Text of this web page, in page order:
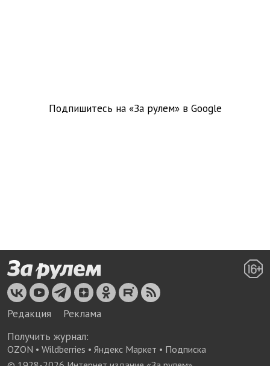
Подпишитесь на «За рулем» в Google
Редакция
Реклама
Получить журнал:
OZON • Wildberries • Яндекс Маркет • Подписка